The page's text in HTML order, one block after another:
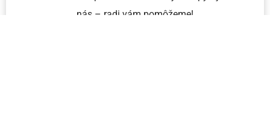
nás – radi vám pomôžeme!